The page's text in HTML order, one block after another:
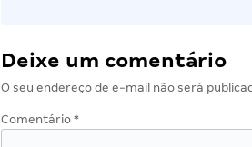
Deixe um comentário
O seu endereço de e-mail não será
Comentário *